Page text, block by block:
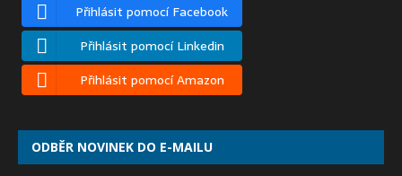
Přihlásit pomocí Facebook
Přihlásit pomocí Linkedin
Přihlásit pomocí Amazon
ODBĚR NOVINEK DO E-MAILU